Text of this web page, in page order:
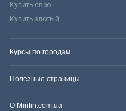
Купить евро
Купить злотый
Курсы по городам
Полезные страницы
О Minfin.com.ua